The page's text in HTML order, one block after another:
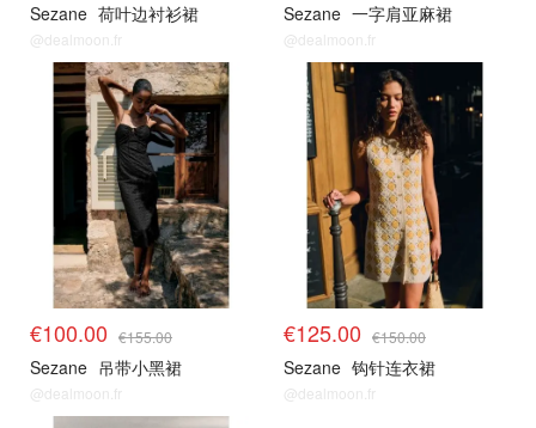
Sezane 荷叶边衬衫裙
@dealmoon.fr
Sezane 一字肩亚麻裙
@dealmoon.fr
€100.00 €155.00
Sezane 吊带小黑裙
@dealmoon.fr
€125.00 €150.00
Sezane 钩针连衣裙
@dealmoon.fr